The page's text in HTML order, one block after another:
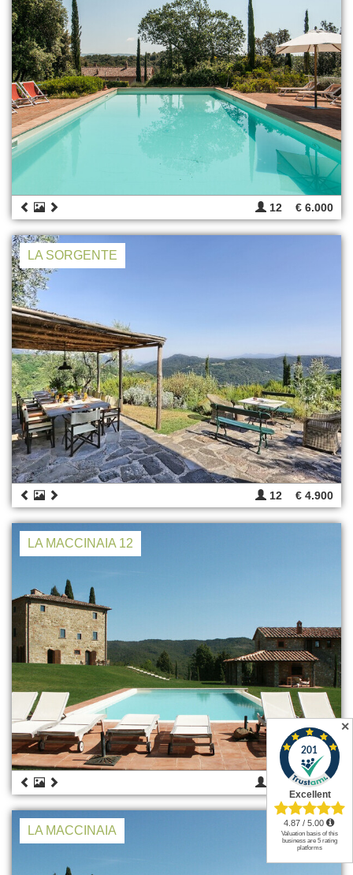
12 € 6.000
LA SORGENTE
12 € 4.900
LA MACCINAIA 12
€ 6.000
LA MACCINAIA
✕